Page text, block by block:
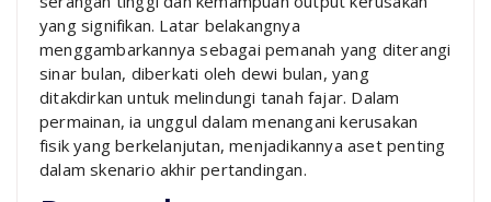
yang signifikan. Latar belakangnya
menggambarkannya sebagai pemanah yang diterangi
sinar bulan, diberkati oleh dewi bulan, yang
ditakdirkan untuk melindungi tanah fajar. Dalam
permainan, ia unggul dalam menangani kerusakan
fisik yang berkelanjutan, menjadikannya aset penting
dalam skenario akhir pertandingan.